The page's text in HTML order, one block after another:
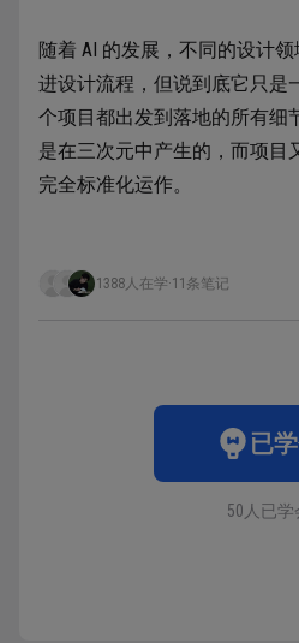
随着 AI 的发展，不同的设计
进设计流程，但说到底它只是
个项目都出发到落地的所有细
是在三次元中产生的，而项目
完全标准化运作。
1388人在学·11条笔记
已
50人已学